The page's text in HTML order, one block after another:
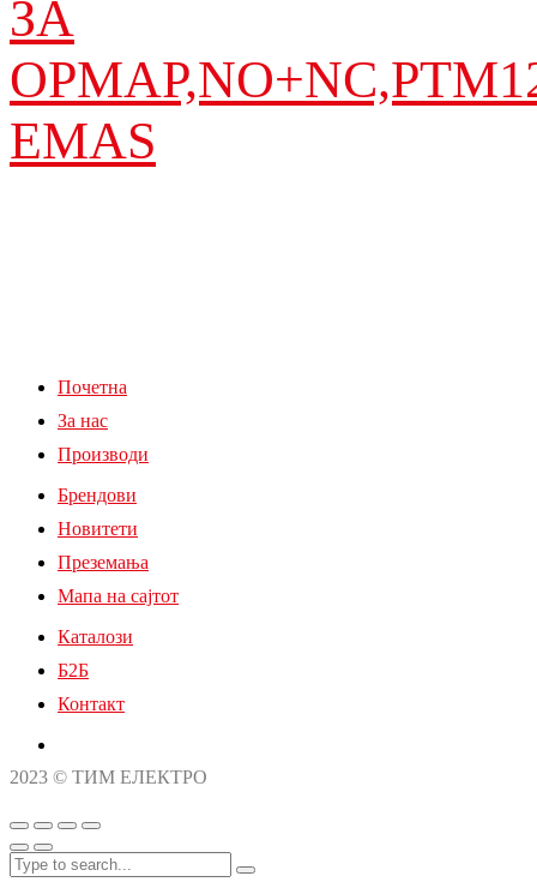
ЗА
EMAS
Почетна
За нас
Производи
Брендови
Новитети
Преземања
Мапа на сајтот
Каталози
Б2Б
Контакт
2023 © ТИМ ЕЛЕКТРО